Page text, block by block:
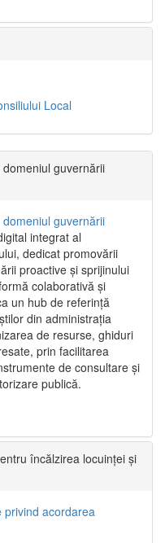
Local
guvernării
guvernării
integrat al
dedicat promovării
proactive și sprijinului
colaborativă și
un hub de referință
din administrația
de resurse, ghiduri
prin facilitarea
de consultare și
publică.
încălzirea locuinței și
privind acordarea